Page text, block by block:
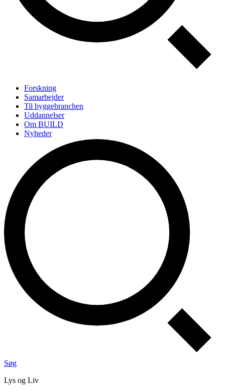
Forskning
Samarbejder
Til byggebranchen
Uddannelser
Om BUILD
Nyheder
Arrangementer
Søg
Lys og Liv